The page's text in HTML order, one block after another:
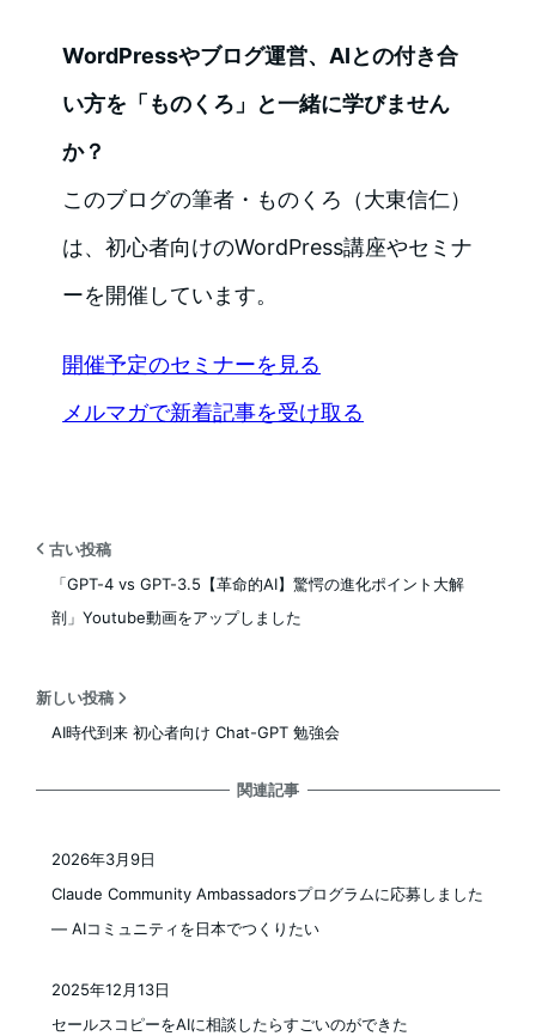
WordPressやブログ運営、AIとの付き合
い方を「ものくろ」と一緒に学びません
か？
このブログの筆者・ものくろ（大東信仁）
は、初心者向けのWordPress講座やセミナ
ーを開催しています。
開催予定のセミナーを見る
メルマガで新着記事を受け取る
古い投稿
「GPT-4 vs GPT-3.5【革命的AI】驚愕の進化ポイント大解
剖」Youtube動画をアップしました
新しい投稿
AI時代到来 初心者向け Chat-GPT 勉強会
関連記事
Claude Community Ambassadorsプログラムに応募しました
— AIコミュニティを日本でつくりたい
2026年3月9日
セールスコピーをAIに相談したらすごいのができた
2025年12月13日